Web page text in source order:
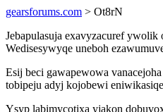
gearsforums.com > Ot8rN
Jebapulasuja exavyzacuref
Wedisesywyqe uneboh
Esij beci gawapewowa
tobipeju adyj kojobewi
Ysyp labimycotixa yjakon